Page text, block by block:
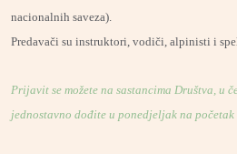
nacionalnih saveza).
Predavači su instruktori, vodiči, alpinisti i
Prijavit se možete na sastancima Društva, u
jednostavno dođite u ponedjeljak na početak